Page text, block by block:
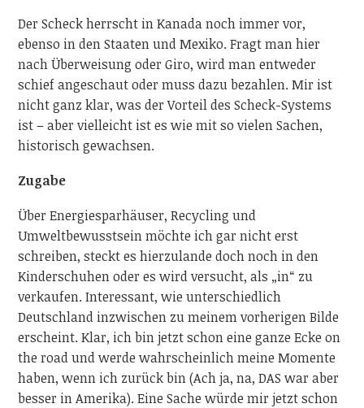
Der Scheck herrscht in Kanada noch immer vor,
ebenso in den Staaten und Mexiko. Fragt man hier
nach Überweisung oder Giro, wird man entweder
schief angeschaut oder muss dazu bezahlen. Mir ist
nicht ganz klar, was der Vorteil des Scheck-Systems
ist – aber vielleicht ist es wie mit so vielen Sachen,
historisch gewachsen.
Zugabe
Über Energiesparhäuser, Recycling und
Umweltbewusstsein möchte ich gar nicht erst
schreiben, steckt es hierzulande doch noch in den
Kinderschuhen oder es wird versucht, als „in“ zu
verkaufen. Interessant, wie unterschiedlich
Deutschland inzwischen zu meinem vorherigen Bilde
erscheint. Klar, ich bin jetzt schon eine ganze Ecke on
the road und werde wahrscheinlich meine Momente
haben, wenn ich zurück bin (Ach ja, na, DAS war aber
besser in Amerika). Eine Sache würde mir jetzt schon